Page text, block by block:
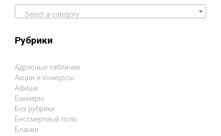
Select a category
Рубрики
Адресные таблички
Акции и конкурсы
Афиши
Баннеры
Без рубрики
Бессмертный полк
Бланки